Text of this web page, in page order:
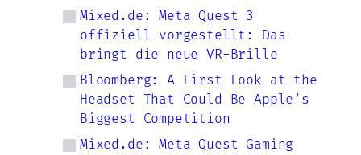
Mixed.de: Meta Quest 3
offiziell vorgestellt: Das
bringt die neue VR-Brille
Bloomberg: A First Look at the
Headset That Could Be Apple’s
Biggest Competition
Mixed.de: Meta Quest Gaming